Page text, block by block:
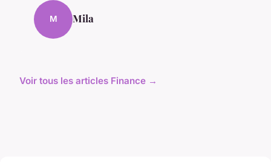
M Mila
Voir tous les articles Finance →